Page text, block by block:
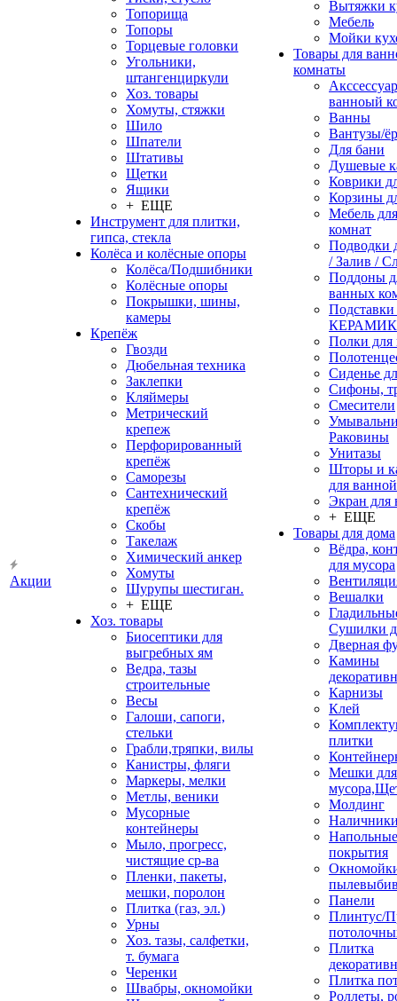
Акции
Топорища
Топоры
Торцевые головки
Угольники,
штангенциркули
Хоз. товары
Хомуты, стяжки
Шило
Шпатели
Штативы
Щетки
Ящики
+ ЕЩЕ
Инструмент для плитки,
гипса, стекла
Колёса и колёсные опоры
Колёса/Подшибники
Колёсные опоры
Покрышки, шины,
камеры
Крепёж
Гвозди
Дюбельная техника
Заклепки
Кляймеры
Метрический
крепеж
Перфорированный
крепёж
Саморезы
Сантехнический
крепёж
Скобы
Такелаж
Химический анкер
Хомуты
Шурупы шестиган.
+ ЕЩЕ
Хоз. товары
Биосептики для
выгребных ям
Ведра, тазы
строительные
Весы
Галоши, сапоги,
стельки
Грабли,тряпки, вилы
Канистры, фляги
Маркеры, мелки
Метлы, веники
Мусорные
контейнеры
Мыло, прогресс,
чистящие ср-ва
Пленки, пакеты,
мешки, поролон
Плитка (газ, эл.)
Урны
Хоз. тазы, салфетки,
т. бумага
Черенки
Швабры, окномойки
Вытяжки
Мебель
Мойки
Товары для
комнаты
ванноый
Ванны
Вантузы/
Для бани
Душевые
Коврики
Корзины
Мебель
комнат
Подводки
/ Залив /
Поддоны
ванных
Полки для
Сиденье
Сифоны,
Смесители
Раковины
Унитазы
Шторы и
для ванной
Экран для
+ ЕЩЕ
Товары для дома
Вёдра,
для мусора
Вешалки
Сушилки
Дверная
Камины
Карнизы
Клей
плитки
Мешки для
Молдинг
Напольные
покрытия
Панели
Плинтус/
Плитка
Плитка
Роллеты,